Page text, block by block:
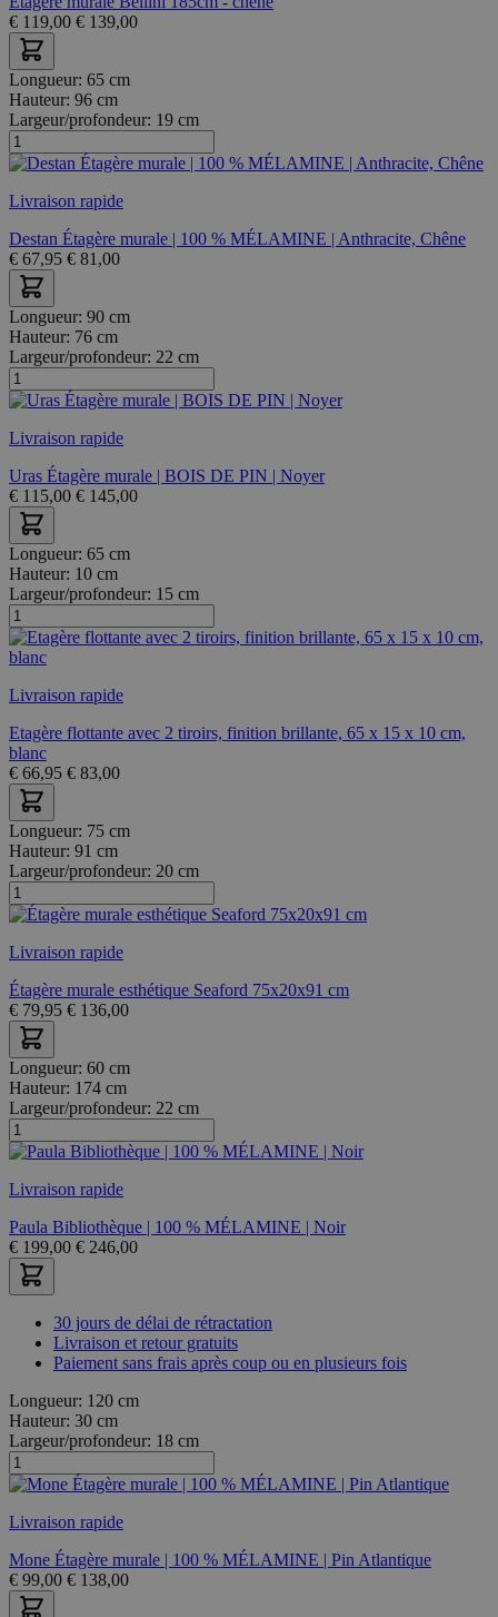
€ 119,00 € 139,00
Longueur: 65 cm
Hauteur: 96 cm
Largeur/profondeur: 19 cm
Livraison rapide
Destan Étagère murale | 100 % MÉLAMINE | Anthracite, Chêne
€ 67,95 € 81,00
Longueur: 90 cm
Hauteur: 76 cm
Largeur/profondeur: 22 cm
Livraison rapide
Uras Étagère murale | BOIS DE PIN | Noyer
€ 115,00 € 145,00
Longueur: 65 cm
Hauteur: 10 cm
Largeur/profondeur: 15 cm
Livraison rapide
Etagère flottante avec 2 tiroirs, finition brillante, 65 x 15 x 10 cm,
blanc
€ 66,95 € 83,00
Longueur: 75 cm
Hauteur: 91 cm
Largeur/profondeur: 20 cm
Livraison rapide
Étagère murale esthétique Seaford 75x20x91 cm
€ 79,95 € 136,00
Longueur: 60 cm
Hauteur: 174 cm
Largeur/profondeur: 22 cm
Livraison rapide
Paula Bibliothèque | 100 % MÉLAMINE | Noir
€ 199,00 € 246,00
30 jours de délai de rétractation
Livraison et retour gratuits
Paiement sans frais après coup ou en plusieurs fois
Longueur: 120 cm
Hauteur: 30 cm
Largeur/profondeur: 18 cm
Livraison rapide
Mone Étagère murale | 100 % MÉLAMINE | Pin Atlantique
€ 99,00 € 138,00